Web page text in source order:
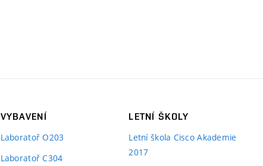
VYBAVENÍ
Laboratoř O203
Laboratoř C304
LETNÍ ŠKOLY
Letní škola Cisco Akademie
2017